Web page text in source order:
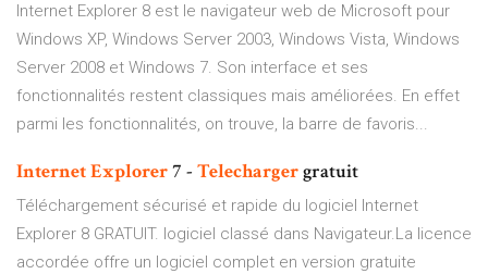
Internet Explorer 8 est le navigateur web de Microsoft pour
Windows XP, Windows Server 2003, Windows Vista, Windows
Server 2008 et Windows 7. Son interface et ses
fonctionnalités restent classiques mais améliorées. En effet
parmi les fonctionnalités, on trouve, la barre de favoris...
InternetExplorer7 - Telechargergratuit
Téléchargement sécurisé et rapide du logiciel Internet
Explorer 8 GRATUIT. logiciel classé dans Navigateur.La licence
accordée offre un logiciel complet en version gratuite